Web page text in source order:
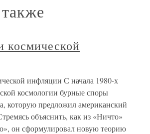
космической
инфляции С начала 1980-х
космологии бурные споры
которую предложил американский
объяснить, как из «Ничто»
он сформулировал новую теорию